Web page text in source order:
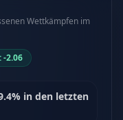
Wettkämpfen im
2.06
in den letzten